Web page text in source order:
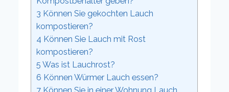
3 Können Sie gekochten Lauch
kompostieren?
4 Können Sie Lauch mit Rost
kompostieren?
5 Was ist Lauchrost?
6 Können Würmer Lauch essen?
7 Können Sie in einer Wohnung Lauch